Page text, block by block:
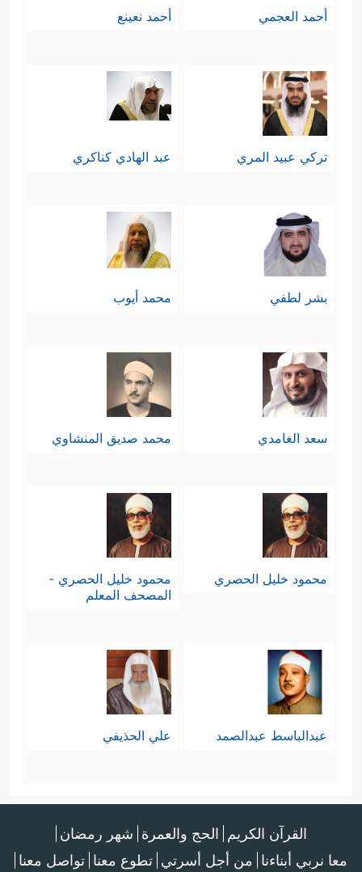
أحمد العجمي أحمد نعينع
تركي عبيد المري عبد الهادي كناكري
بشر لطفي محمد أيوب
سعد الغامدي محمد صديق المنشاوي
محمود خليل الحصري
محمود خليل الحصري -
المصحف المعلم
عبدالباسط عبدالصمد علي الحذيفي
القرآن الكريم الحج والعمرة شهر رمضان
معا نربي أبناءنا من أجل أسرتي تطوع معنا تواصل معنا